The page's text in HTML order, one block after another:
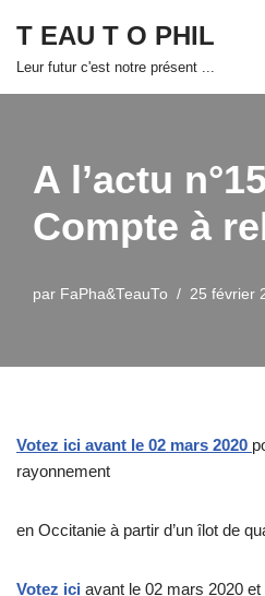
Aller
T EAU T O PHIL
Leur futur c'est notre présent ...
A l’actu
Compte à
par FaPha&TeauTo 25 février
Votez ici avant le 02 mars 2020
rayonnement
en Occitanie à partir d’un îlot de
Votez ici avant le 02 mars 2020